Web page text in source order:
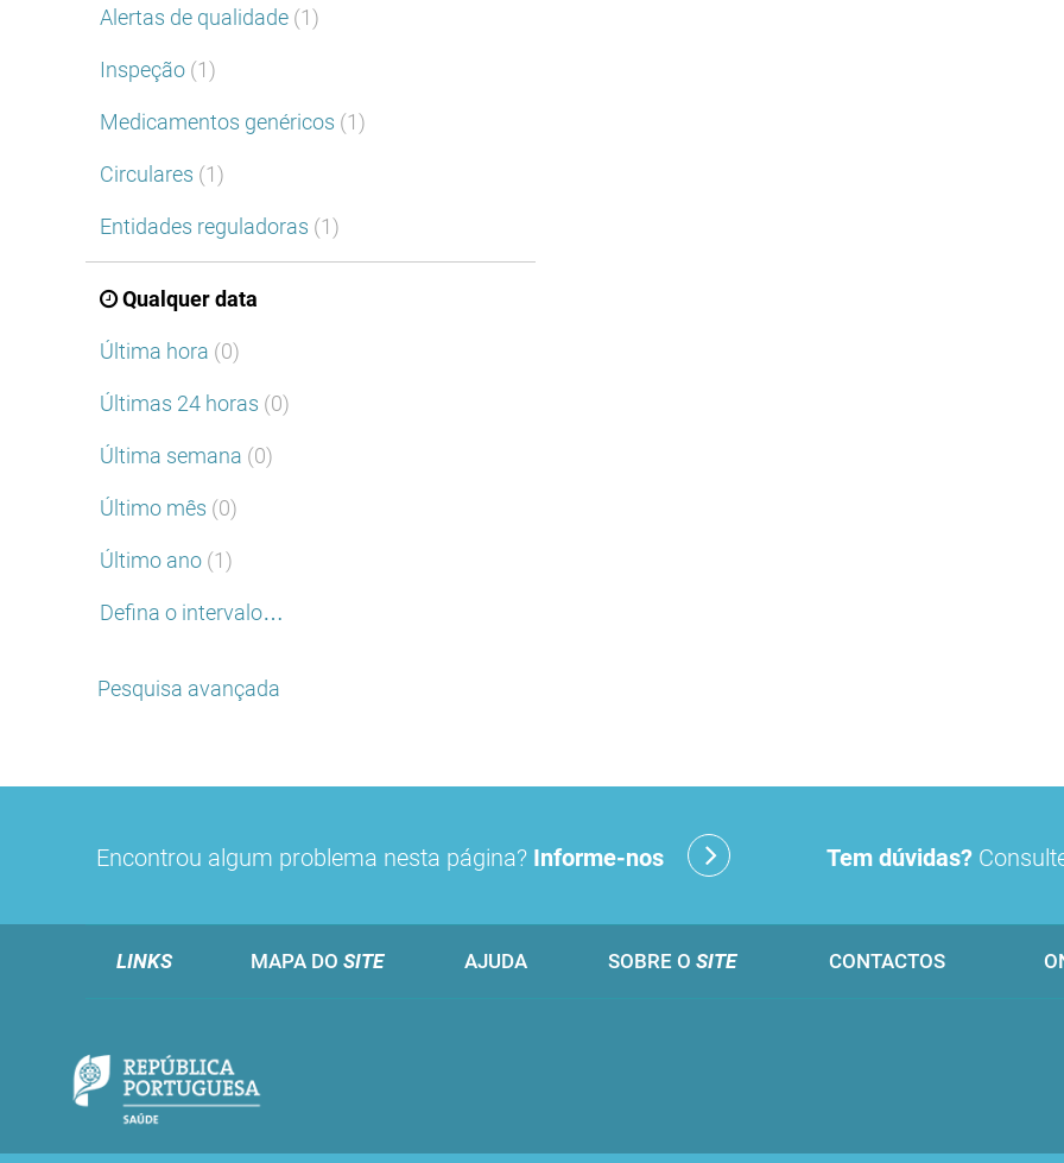
Alertas de qualidade (1)
Inspeção (1)
Medicamentos genéricos (1)
Circulares (1)
Entidades reguladoras (1)
Qualquer data
Última hora (0)
Últimas 24 horas (0)
Última semana (0)
Último mês (0)
Último ano (1)
Defina o intervalo…
Pesquisa avançada
Encontrou algum problema nesta página? Informe-nos Tem dúvidas?
LINKS MAPA DO SITE AJUDA SOBRE O SITE CONTACTOS